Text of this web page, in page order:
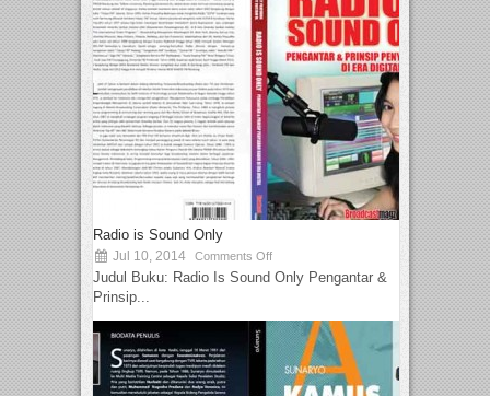
Radio is Sound Only
Jul 10, 2014 Comments Off
Judul Buku: Radio Is Sound Only Pengantar &
Prinsip...